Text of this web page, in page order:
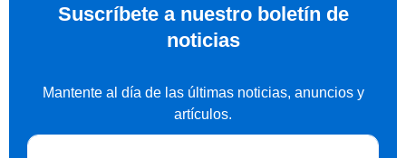
Suscríbete a nuestro boletín de
noticias
Mantente al día de las últimas noticias, anuncios y
artículos.